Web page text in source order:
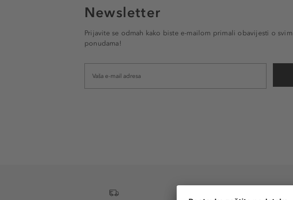
Newsletter
Prijavite se odmah kako biste e-mailom primali obavijesti o
ponudama!